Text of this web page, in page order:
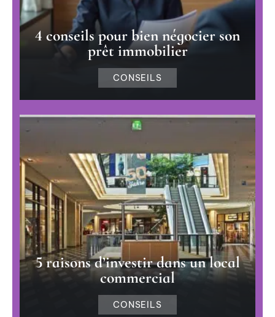
4 conseils pour bien négocier son
prêt immobilier
CONSEILS
5 raisons d’investir dans un local
commercial
CONSEILS